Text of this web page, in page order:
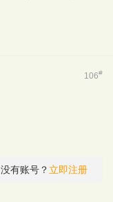
106#
有账号？ 立即注册